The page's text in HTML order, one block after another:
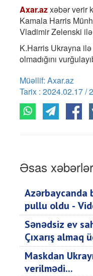
Axar.azxəbər verir
Kamala Harris
Vladimir Zelenski
K.Harris Ukrayna ilə
olmadığını
Müəllif: Axar.az
Tarix : 2024.02.17 /
Əsas xəbərlər
Azərbaycanda
pullu oldu -
Sənədsiz ev
Çıxarış almaq
Maskdan
verilmədi...